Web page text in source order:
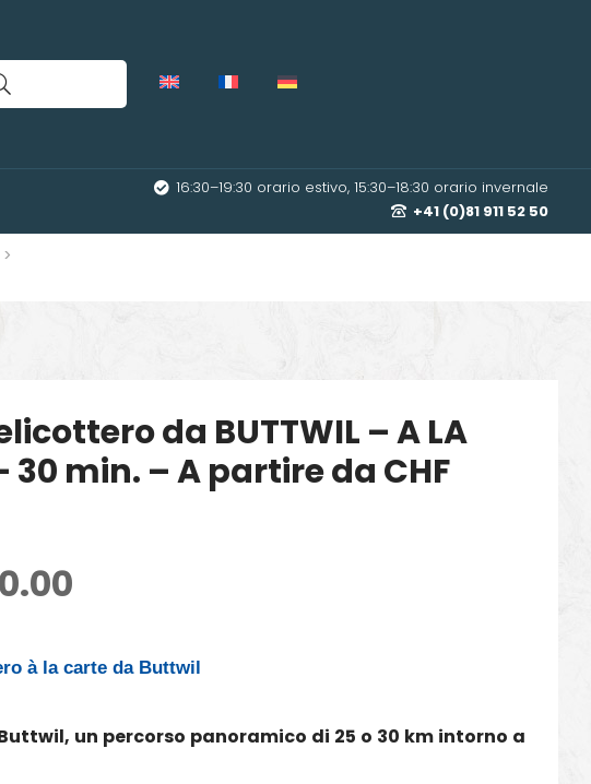
16:30–19:30 orario estivo, 15:30–18:30 orario invernale
+41 (0)81 911 52 50
>
da BUTTWIL – A LA
30 min. – A partire da CHF
à la carte da Buttwil
un percorso panoramico di 25 o 30 km intorno a